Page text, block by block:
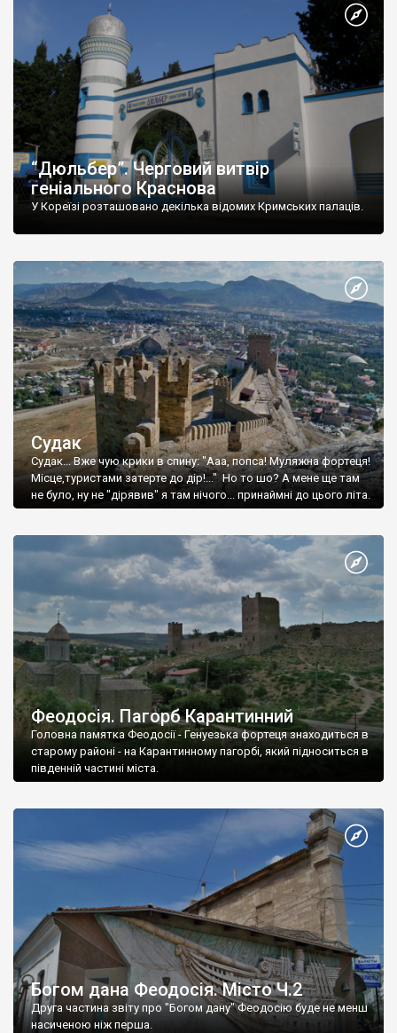
“Дюльбер”. Черговий витвір
геніального Краснова
У Кореїзі розташовано декілька відомих Кримських палаців.
Судак
Судак... Вже чую крики в спину: "Ааа, попса! Муляжна фортеця!
Місце,туристами затерте до дір!..." Но то шо? А мене ще там
не було, ну не "дірявив" я там нічого... принаймні до цього літа.
Феодосія. Пагорб Карантинний
Головна памятка Феодосії - Генуезька фортеця знаходиться в
старому районі - на Карантинному пагорбі, який підноситься в
південній частині міста.
Богом дана Феодосія. Місто Ч.2
Друга частина звіту про "Богом дану" Феодосію буде не менш
насиченою ніж перша.